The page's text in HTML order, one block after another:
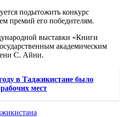
подытожить конкурс
премий его победителям.
выставки «Книги
академическим
С. Айни.
в Таджикистане было
мест